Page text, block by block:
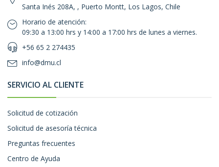
Santa Inés 208A, , Puerto Montt, Los Lagos, Chile
Horario de atención:
09:30 a 13:00 hrs y 14:00 a 17:00 hrs de lunes a viernes.
+56 65 2 274435
info@dmu.cl
SERVICIO AL CLIENTE
Solicitud de cotización
Solicitud de asesoría técnica
Preguntas frecuentes
Centro de Ayuda